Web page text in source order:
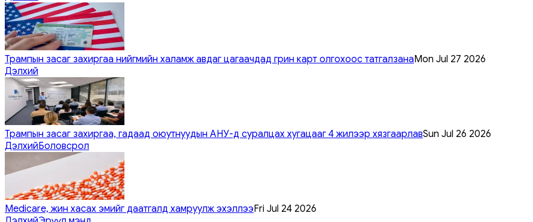
Трампын засаг захиргаа нийгмийн халамж авдаг цагаачдад грин карт олгохоос татгалзанаMon Jul 27 2026
Дэлхий
Трампын засаг захиргаа, гадаад оюутнуудын АНУ-д суралцах хугацааг 4 жилээр хязгаарлавSun Jul 26 2026
ДэлхийБоловсрол
Medicare, жин хасах эмийг даатгалд хамруулж эхэллээFri Jul 24 2026